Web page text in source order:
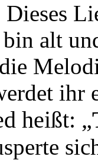
alt
ihr
heißt: „